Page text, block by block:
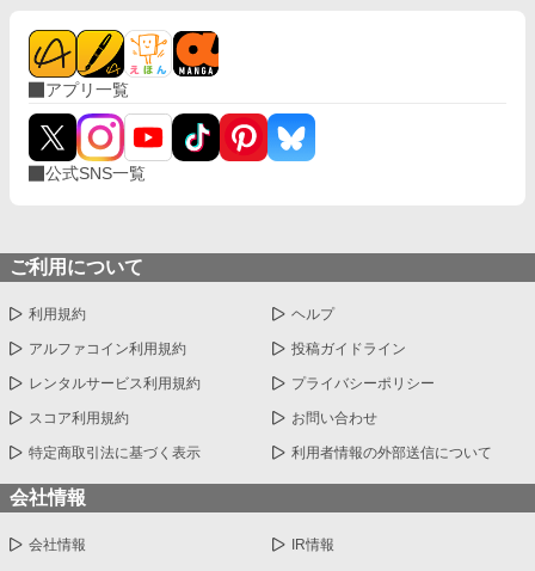
アプリ一覧
公式SNS一覧
ご利用について
利用規約 ヘルプ
アルファコイン利用規約 投稿ガイドライン
レンタルサービス利用規約 プライバシーポリシー
スコア利用規約 お問い合わせ
特定商取引法に基づく表示 利用者情報の外部送信について
会社情報
会社情報 IR情報